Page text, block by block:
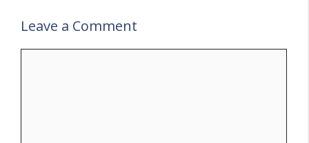
Leave a Comment